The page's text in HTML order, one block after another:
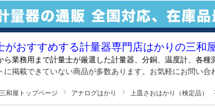
がおすすめする計量器専門店はかりの三和
ら業務用まで計量士が厳選した計量器、 分銅、温度計、各種
に掲載できていない商品が多数あります。お気軽にお問い合
和屋トップページ アナログはかり 上皿さおはかり（検定品）